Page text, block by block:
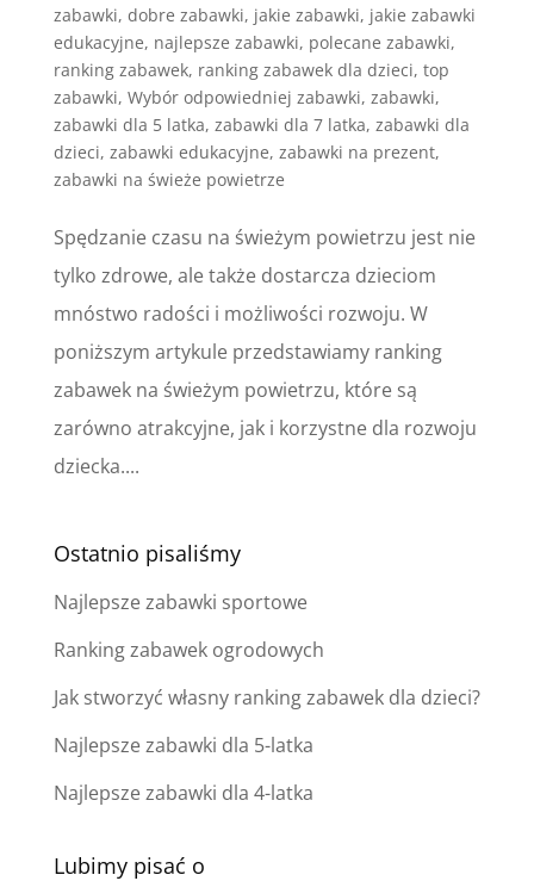
zabawki, dobre zabawki, jakie zabawki, jakie zabawki
edukacyjne, najlepsze zabawki, polecane zabawki,
ranking zabawek, ranking zabawek dla dzieci, top
zabawki, Wybór odpowiedniej zabawki, zabawki,
zabawki dla 5 latka, zabawki dla 7 latka, zabawki dla
dzieci, zabawki edukacyjne, zabawki na prezent,
zabawki na świeże powietrze
Spędzanie czasu na świeżym powietrzu jest nie
tylko zdrowe, ale także dostarcza dzieciom
mnóstwo radości i możliwości rozwoju. W
poniższym artykule przedstawiamy ranking
zabawek na świeżym powietrzu, które są
zarówno atrakcyjne, jak i korzystne dla rozwoju
dziecka....
Ostatnio pisaliśmy
Najlepsze zabawki sportowe
Ranking zabawek ogrodowych
Jak stworzyć własny ranking zabawek dla dzieci?
Najlepsze zabawki dla 5-latka
Najlepsze zabawki dla 4-latka
Lubimy pisać o